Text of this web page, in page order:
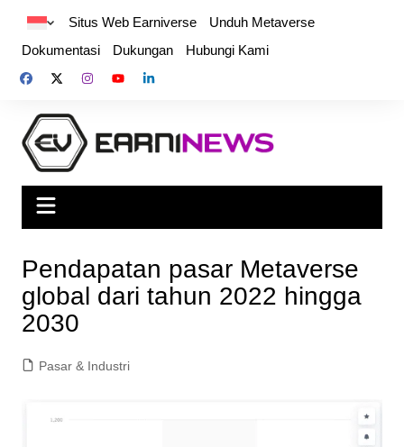
Situs Web Earniverse
Unduh Metaverse
Dokumentasi
Dukungan Hubungi Kami
Pendapatan pasar Metaverse
global dari tahun 2022 hingga
2030
Pasar & Industri